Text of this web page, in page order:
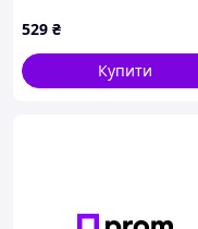
дому GH-97
529 ₴
Купити